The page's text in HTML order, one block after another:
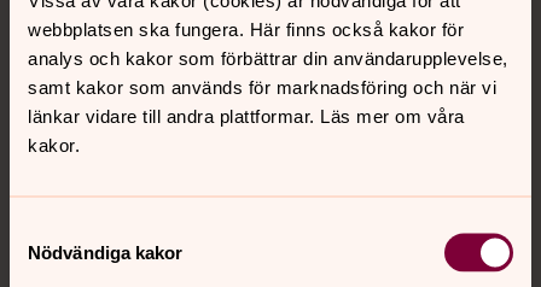
webbplatsen ska fungera. Här finns också kakor för
analys och kakor som förbättrar din användarupplevelse,
samt kakor som används för marknadsföring och när vi
länkar vidare till andra plattformar. Läs mer om våra
kakor.
Nödvändiga kakor
Kontakt
Hitta snabbt